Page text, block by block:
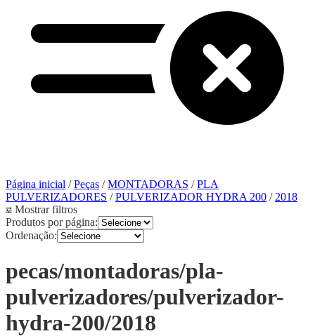
Página inicial /Peças /MONTADORAS /PLA
PULVERIZADORES /PULVERIZADOR HYDRA 200 /2018
Mostrar filtros
Produtos por página:
Ordenação:
pecas/montadoras/pla-
pulverizadores/pulverizador-
hydra-200/2018